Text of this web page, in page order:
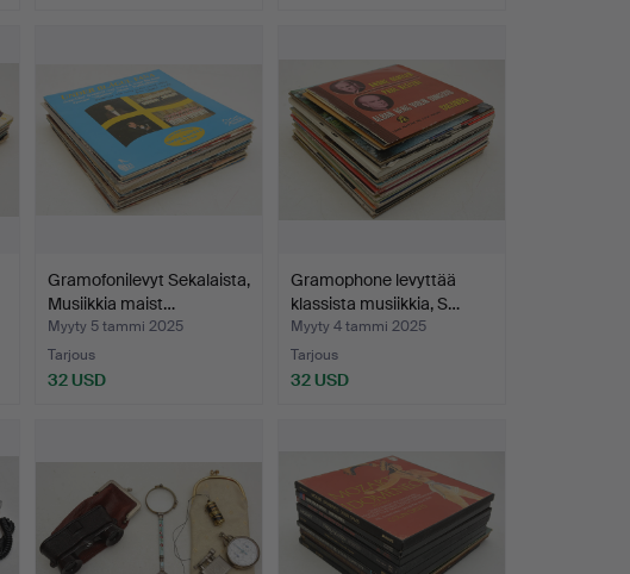
Gramofonilevyt Sekalaista,
Musiikkia maist…
Myyty 5 tammi 2025
Tarjous
32 USD
Gramophone levyttää
klassista musiikkia, S…
Myyty 4 tammi 2025
Tarjous
32 USD